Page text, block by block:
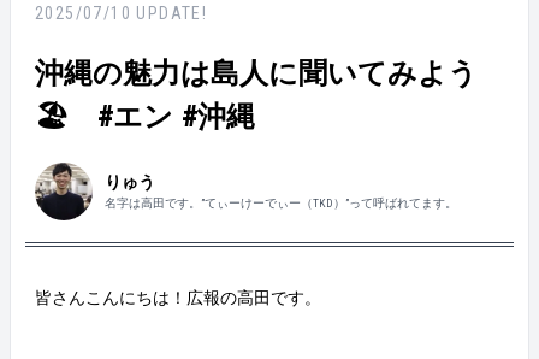
2025/07/10 UPDATE!
沖縄の魅力は島人に聞いてみよう
🏖️ #エン #沖縄
りゅう
名字は高田です。”てぃーけーでぃー（TKD）”って呼ばれてます。
皆さんこんにちは！広報の高田です。